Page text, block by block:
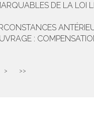
DE LA LOI
:
> >>